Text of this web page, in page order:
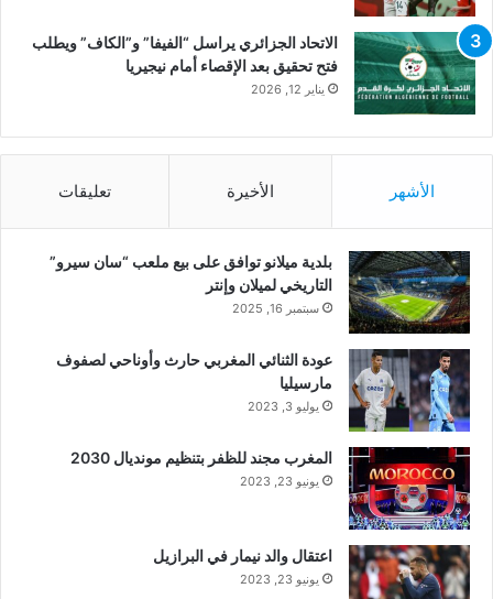
الاتحاد الجزائري يراسل “الفيفا” و”الكاف” ويطلب
فتح تحقيق بعد الإقصاء أمام نيجيريا
يناير 12, 2026
الأشهر الأخيرة تعليقات
بلدية ميلانو توافق على بيع ملعب “سان سيرو”
التاريخي لميلان وإنتر
سبتمبر 16, 2025
عودة الثنائي المغربي حارث وأوناحي لصفوف
مارسيليا
يوليو 3, 2023
المغرب مجند للظفر بتنظيم مونديال 2030
يونيو 23, 2023
اعتقال والد نيمار في البرازيل
يونيو 23, 2023